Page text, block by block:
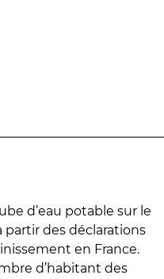
d’eau potable sur le
partir des déclarations
en France.
d’habitant des